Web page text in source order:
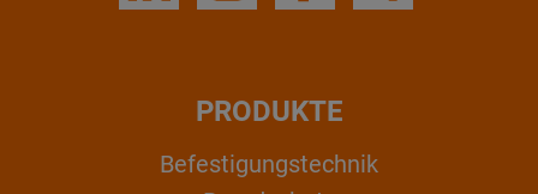
PRODUKTE
Befestigungstechnik